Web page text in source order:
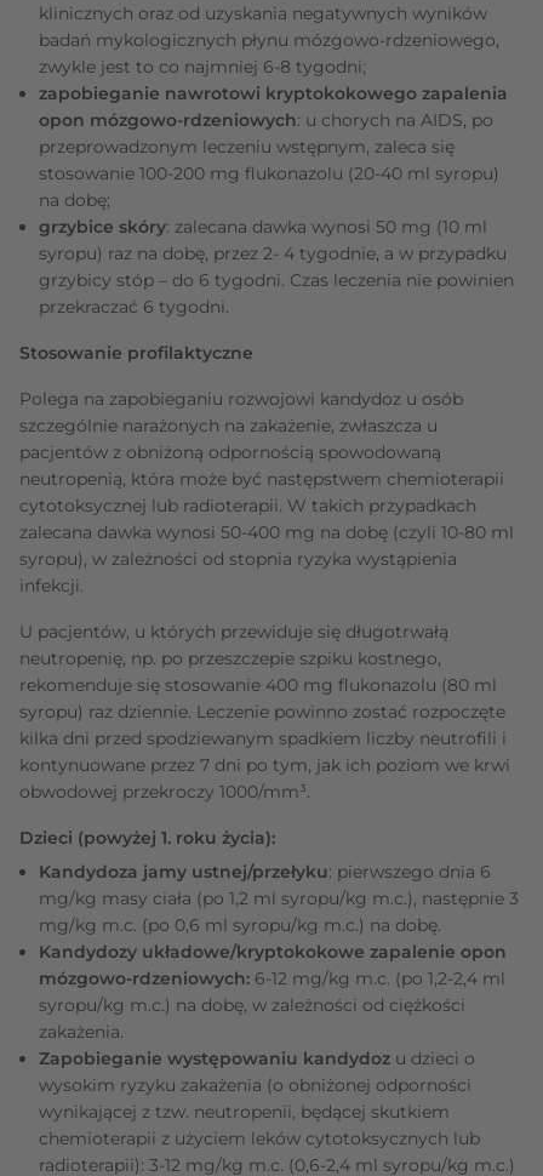
klinicznych oraz od uzyskania negatywnych wyników
badań mykologicznych płynu mózgowo-rdzeniowego,
zwykle jest to co najmniej 6-8 tygodni;
zapobieganie nawrotowi kryptokokowego zapalenia
opon mózgowo-rdzeniowych: u chorych na AIDS, po
przeprowadzonym leczeniu wstępnym, zaleca się
stosowanie 100-200 mg flukonazolu (20-40 ml syropu)
na dobę;
grzybice skóry: zalecana dawka wynosi 50 mg (10 ml
syropu) raz na dobę, przez 2- 4 tygodnie, a w przypadku
grzybicy stóp – do 6 tygodni. Czas leczenia nie powinien
przekraczać 6 tygodni.
Stosowanie profilaktyczne
Polega na zapobieganiu rozwojowi kandydoz u osób
szczególnie narażonych na zakażenie, zwłaszcza u
pacjentów z obniżoną odpornością spowodowaną
neutropenią, która może być następstwem chemioterapii
cytotoksycznej lub radioterapii. W takich przypadkach
zalecana dawka wynosi 50-400 mg na dobę (czyli 10-80 ml
syropu), w zależności od stopnia ryzyka wystąpienia
infekcji.
U pacjentów, u których przewiduje się długotrwałą
neutropenię, np. po przeszczepie szpiku kostnego,
rekomenduje się stosowanie 400 mg flukonazolu (80 ml
syropu) raz dziennie. Leczenie powinno zostać rozpoczęte
kilka dni przed spodziewanym spadkiem liczby neutrofili i
kontynuowane przez 7 dni po tym, jak ich poziom we krwi
obwodowej przekroczy 1000/mm³.
Dzieci (powyżej 1. roku życia):
Kandydoza jamy ustnej/przełyku: pierwszego dnia 6
mg/kg masy ciała (po 1,2 ml syropu/kg m.c.), następnie 3
mg/kg m.c. (po 0,6 ml syropu/kg m.c.) na dobę.
Kandydozy układowe/kryptokokowe zapalenie opon
mózgowo-rdzeniowych: 6-12 mg/kg m.c. (po 1,2-2,4 ml
syropu/kg m.c.) na dobę, w zależności od ciężkości
zakażenia.
Zapobieganie występowaniu kandydoz u dzieci o
wysokim ryzyku zakażenia (o obniżonej odporności
wynikającej z tzw. neutropenii, będącej skutkiem
chemioterapii z użyciem leków cytotoksycznych lub
radioterapii): 3-12 mg/kg m.c. (0,6-2,4 ml syropu/kg m.c.)